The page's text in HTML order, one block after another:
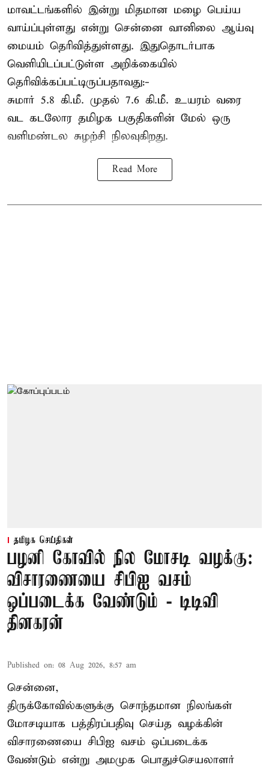
மாவட்டங்களில் இன்று மிதமான மழை பெய்ய
வாய்ப்புள்ளது என்று சென்னை வானிலை ஆய்வு
மையம் தெரிவித்துள்ளது. இதுதொடர்பாக
வெளியிடப்பட்டுள்ள அறிக்கையில்
தெரிவிக்கப்பட்டிருப்பதாவது:-
சுமார் 5.8 கி.மீ. முதல் 7.6 கி.மீ. உயரம் வரை
வட கடலோர தமிழக பகுதிகளின் மேல் ஒரு
வளிமண்டல சுழற்சி நிலவுகிறது.
Read More
தமிழக செய்திகள்
பழனி கோவில் நில மோசடி வழக்கு:
விசாரணையை சிபிஐ வசம்
ஒப்படைக்க வேண்டும் - டிடிவி
தினகரன்
Published on: 08 Aug 2026, 8:57 am
சென்னை,
திருக்கோவில்களுக்கு சொந்தமான நிலங்கள்
மோசடியாக பத்திரப்பதிவு செய்த வழக்கின்
விசாரணையை சிபிஐ வசம் ஒப்படைக்க
வேண்டும் என்று அமமுக பொதுச்செயலாளர்